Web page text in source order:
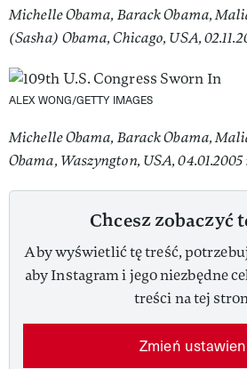
Michelle Obama, Barack Obama,
(Sasha) Obama, Chicago, USA,
ALEX WONG/GETTY IMAGES
Michelle Obama, Barack Obama,
Obama, Waszyngton, USA, 04.01.2005
Chcesz zobaczyć
Aby wyświetlić tę treść,
aby Instagram i jego niezbędne
treści na tej
Zmień